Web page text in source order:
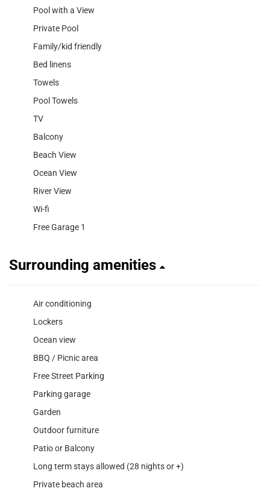
Pool with a View
Private Pool
Family/kid friendly
Bed linens
Towels
Pool Towels
TV
Balcony
Beach View
Ocean View
River View
Wi-fi
Free Garage 1
Surrounding amenities
Air conditioning
Lockers
Ocean view
BBQ / Picnic area
Free Street Parking
Parking garage
Garden
Outdoor furniture
Patio or Balcony
Long term stays allowed (28 nights or +)
Private beach area